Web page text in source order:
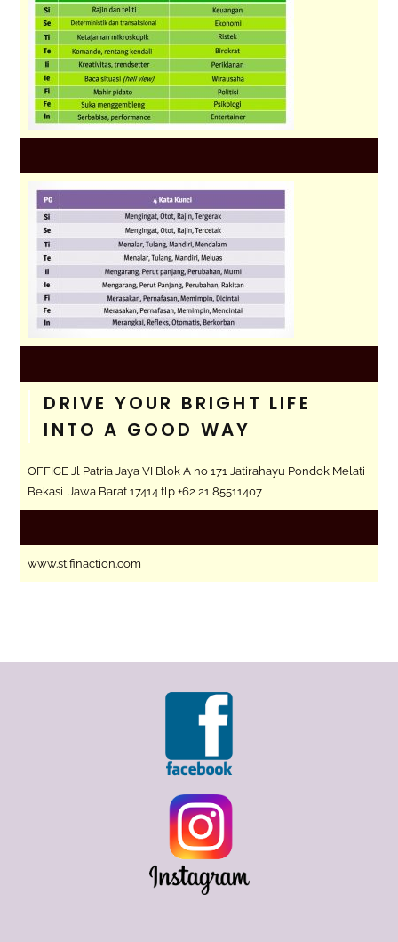
DRIVE YOUR BRIGHT LIFE
INTO A GOOD WAY
OFFICE Jl Patria Jaya VI Blok A no 171 Jatirahayu Pondok Melati
Bekasi Jawa Barat 17414 tlp +62 21 85511407
www.stifinaction.com